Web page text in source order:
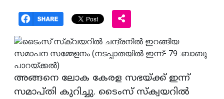
അങ്ങനെ ലോക കേരള സഭയ്ക്ക് ഇന്ന്
സമാപ്‌തി കുറിച്ചു. ടൈംസ് സ്‌ക്വയറിൽ